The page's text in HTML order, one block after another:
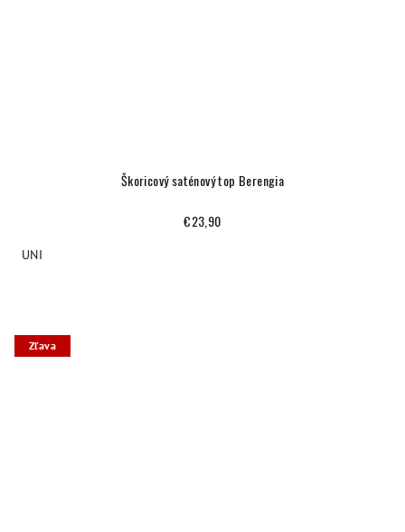
Škoricový saténový top Berengia
€23,90
UNI
Zľava